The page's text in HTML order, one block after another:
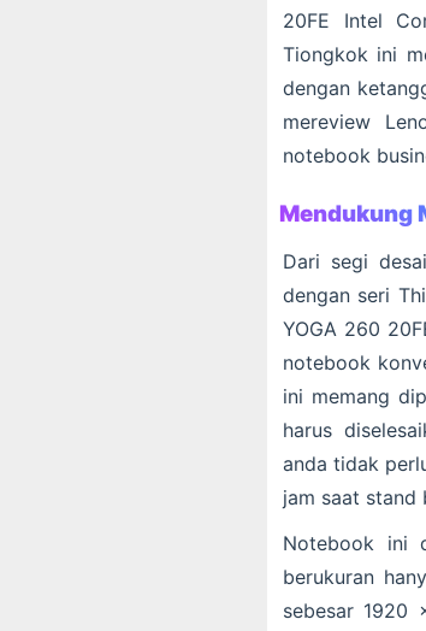
20FE Intel
Tiongkok ini
dengan
mereview
notebook
Mendukung
Dari segi
dengan seri
YOGA 260
notebook
ini memang
harus
anda tidak
jam saat stand
Notebook ini
berukuran
sebesar 1920